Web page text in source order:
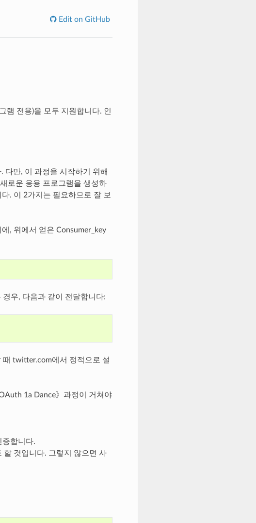
Edit on GitHub
램 전용)을 모두 지원합니다. 인
다만, 이 과정을 시작하기 위해
로운 응용 프로그램을 생성하
. 이 2가지는 필요하므로 잘 보
, 위에서 얻은 Consumer_key
우, 다음과 같이 전달합니다:
때 twitter.com에서 정적으로 설
1a Dance》과정이 거쳐야
합니다.
할 것입니다. 그렇지 않으면 사